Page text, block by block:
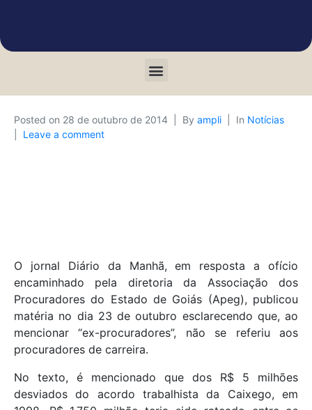
Posted on 28 de outubro de 2014 By ampli In Notícias
Leave a comment
O jornal Diário da Manhã, em resposta a ofício
encaminhado pela diretoria da Associação dos
Procuradores do Estado de Goiás (Apeg), publicou
matéria no dia 23 de outubro esclarecendo que, ao
mencionar “ex-procuradores”, não se referiu aos
procuradores de carreira.
No texto, é mencionado que dos R$ 5 milhões
desviados do acordo trabalhista da Caixego, em